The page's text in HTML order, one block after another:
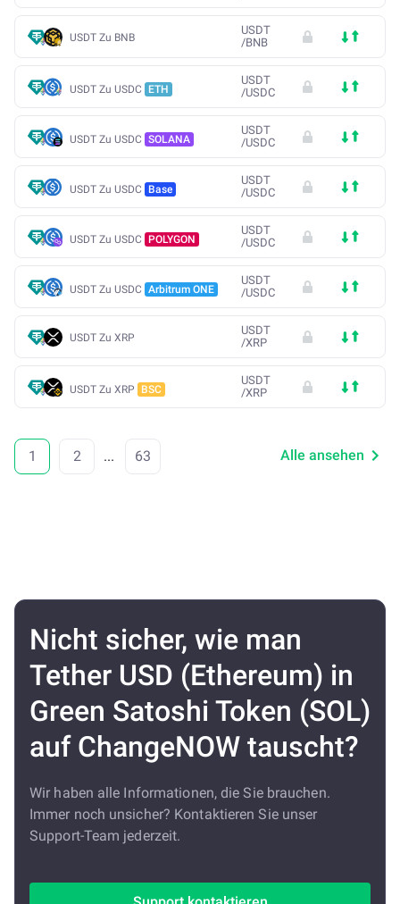
USDT Zu BNB
USDT
/BNB
USDT Zu USDC ETH
USDT
/USDC
USDT Zu USDC SOLANA
USDT
/USDC
USDT Zu USDC Base
USDT
/USDC
USDT Zu USDC POLYGON
USDT
/USDC
USDT Zu USDC Arbitrum ONE
USDT
/USDC
USDT Zu XRP
USDT
/XRP
USDT Zu XRP BSC
USDT
/XRP
1 2 ... 63 Alle ansehen
Nicht sicher, wie man
Tether USD (Ethereum) in
Green Satoshi Token (SOL)
auf ChangeNOW tauscht?
Wir haben alle Informationen, die Sie brauchen.
Immer noch unsicher? Kontaktieren Sie unser
Support-Team jederzeit.